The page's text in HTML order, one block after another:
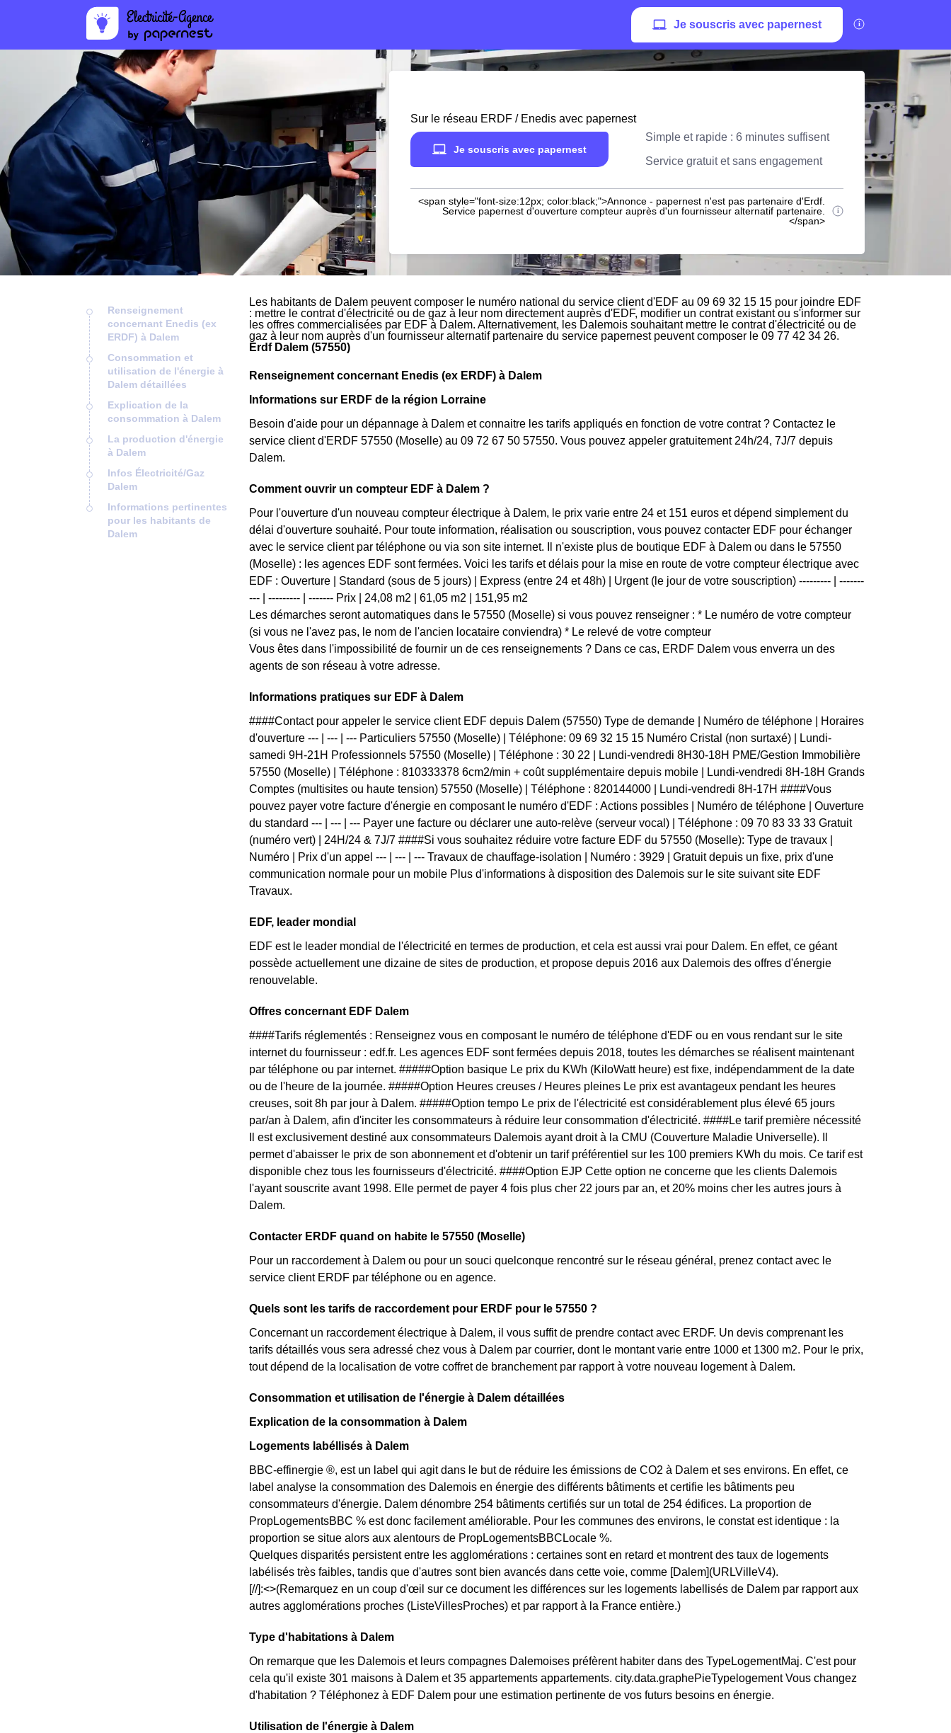
Je souscris avec papernest
Sur le réseau ERDF / Enedis avec papernest
Je souscris avec papernest
Simple et rapide : 6 minutes suffisent
Service gratuit et sans engagement
<span style="font-size:12px; color:black;">Annonce - papernest n'est pas partenaire d'Erdf.
Service papernest d'ouverture compteur auprès d'un fournisseur alternatif partenaire.
</span>
Renseignement
concernant Enedis (ex
ERDF) à Dalem
Consommation et
utilisation de l'énergie à
Dalem détaillées
Explication de la
consommation à Dalem
La production d'énergie
à Dalem
Infos Électricité/Gaz
Dalem
Informations pertinentes
pour les habitants de
Dalem
Les habitants de Dalem peuvent composer le numéro national du service client d'EDF au 09 69 32 15 15 pour joindre EDF
: mettre le contrat d'électricité ou de gaz à leur nom directement auprès d'EDF, modifier un contrat existant ou s'informer sur
les offres commercialisées par EDF à Dalem. Alternativement, les Dalemois souhaitant mettre le contrat d'électricité ou de
gaz à leur nom auprès d'un fournisseur alternatif partenaire du service papernest peuvent composer le 09 77 42 34 26.
Erdf Dalem (57550)
Renseignement concernant Enedis (ex ERDF) à Dalem
Informations sur ERDF de la région Lorraine
Besoin d'aide pour un dépannage à Dalem et connaitre les tarifs appliqués en fonction de votre contrat ? Contactez le
service client d'ERDF 57550 (Moselle) au 09 72 67 50 57550. Vous pouvez appeler gratuitement 24h/24, 7J/7 depuis
Dalem.
Comment ouvrir un compteur EDF à Dalem ?
Pour l'ouverture d'un nouveau compteur électrique à Dalem, le prix varie entre 24 et 151 euros et dépend simplement du
délai d'ouverture souhaité. Pour toute information, réalisation ou souscription, vous pouvez contacter EDF pour échanger
avec le service client par téléphone ou via son site internet. Il n'existe plus de boutique EDF à Dalem ou dans le 57550
(Moselle) : les agences EDF sont fermées. Voici les tarifs et délais pour la mise en route de votre compteur électrique avec
EDF : Ouverture | Standard (sous de 5 jours) | Express (entre 24 et 48h) | Urgent (le jour de votre souscription) --------- | -------
--- | --------- | ------- Prix | 24,08 m2 | 61,05 m2 | 151,95 m2
Les démarches seront automatiques dans le 57550 (Moselle) si vous pouvez renseigner : * Le numéro de votre compteur
(si vous ne l'avez pas, le nom de l'ancien locataire conviendra) * Le relevé de votre compteur
Vous êtes dans l'impossibilité de fournir un de ces renseignements ? Dans ce cas, ERDF Dalem vous enverra un des
agents de son réseau à votre adresse.
Informations pratiques sur EDF à Dalem
####Contact pour appeler le service client EDF depuis Dalem (57550) Type de demande | Numéro de téléphone | Horaires
d'ouverture --- | --- | --- Particuliers 57550 (Moselle) | Téléphone: 09 69 32 15 15 Numéro Cristal (non surtaxé) | Lundi-
samedi 9H-21H Professionnels 57550 (Moselle) | Téléphone : 30 22 | Lundi-vendredi 8H30-18H PME/Gestion Immobilière
57550 (Moselle) | Téléphone : 810333378 6cm2/min + coût supplémentaire depuis mobile | Lundi-vendredi 8H-18H Grands
Comptes (multisites ou haute tension) 57550 (Moselle) | Téléphone : 820144000 | Lundi-vendredi 8H-17H ####Vous
pouvez payer votre facture d'énergie en composant le numéro d'EDF : Actions possibles | Numéro de téléphone | Ouverture
du standard --- | --- | --- Payer une facture ou déclarer une auto-relève (serveur vocal) | Téléphone : 09 70 83 33 33 Gratuit
(numéro vert) | 24H/24 & 7J/7 ####Si vous souhaitez réduire votre facture EDF du 57550 (Moselle): Type de travaux |
Numéro | Prix d'un appel --- | --- | --- Travaux de chauffage-isolation | Numéro : 3929 | Gratuit depuis un fixe, prix d'une
communication normale pour un mobile Plus d'informations à disposition des Dalemois sur le site suivant site EDF
Travaux.
EDF, leader mondial
EDF est le leader mondial de l'électricité en termes de production, et cela est aussi vrai pour Dalem. En effet, ce géant
possède actuellement une dizaine de sites de production, et propose depuis 2016 aux Dalemois des offres d'énergie
renouvelable.
Offres concernant EDF Dalem
####Tarifs réglementés : Renseignez vous en composant le numéro de téléphone d'EDF ou en vous rendant sur le site
internet du fournisseur : edf.fr. Les agences EDF sont fermées depuis 2018, toutes les démarches se réalisent maintenant
par téléphone ou par internet. #####Option basique Le prix du KWh (KiloWatt heure) est fixe, indépendamment de la date
ou de l'heure de la journée. #####Option Heures creuses / Heures pleines Le prix est avantageux pendant les heures
creuses, soit 8h par jour à Dalem. #####Option tempo Le prix de l'électricité est considérablement plus élevé 65 jours
par/an à Dalem, afin d'inciter les consommateurs à réduire leur consommation d'électricité. ####Le tarif première nécessité
Il est exclusivement destiné aux consommateurs Dalemois ayant droit à la CMU (Couverture Maladie Universelle). Il
permet d'abaisser le prix de son abonnement et d'obtenir un tarif préférentiel sur les 100 premiers KWh du mois. Ce tarif est
disponible chez tous les fournisseurs d'électricité. ####Option EJP Cette option ne concerne que les clients Dalemois
l'ayant souscrite avant 1998. Elle permet de payer 4 fois plus cher 22 jours par an, et 20% moins cher les autres jours à
Dalem.
Contacter ERDF quand on habite le 57550 (Moselle)
Pour un raccordement à Dalem ou pour un souci quelconque rencontré sur le réseau général, prenez contact avec le
service client ERDF par téléphone ou en agence.
Quels sont les tarifs de raccordement pour ERDF pour le 57550 ?
Concernant un raccordement électrique à Dalem, il vous suffit de prendre contact avec ERDF. Un devis comprenant les
tarifs détaillés vous sera adressé chez vous à Dalem par courrier, dont le montant varie entre 1000 et 1300 m2. Pour le prix,
tout dépend de la localisation de votre coffret de branchement par rapport à votre nouveau logement à Dalem.
Consommation et utilisation de l'énergie à Dalem détaillées
Explication de la consommation à Dalem
Logements labéllisés à Dalem
BBC-effinergie ®, est un label qui agit dans le but de réduire les émissions de CO2 à Dalem et ses environs. En effet, ce
label analyse la consommation des Dalemois en énergie des différents bâtiments et certifie les bâtiments peu
consommateurs d'énergie. Dalem dénombre 254 bâtiments certifiés sur un total de 254 édifices. La proportion de
PropLogementsBBC % est donc facilement améliorable. Pour les communes des environs, le constat est identique : la
proportion se situe alors aux alentours de PropLogementsBBCLocale %.
Quelques disparités persistent entre les agglomérations : certaines sont en retard et montrent des taux de logements
labélisés très faibles, tandis que d'autres sont bien avancés dans cette voie, comme [Dalem](URLVilleV4).
[//]:<>(Remarquez en un coup d'œil sur ce document les différences sur les logements labellisés de Dalem par rapport aux
autres agglomérations proches (ListeVillesProches) et par rapport à la France entière.)
Type d'habitations à Dalem
On remarque que les Dalemois et leurs compagnes Dalemoises préfèrent habiter dans des TypeLogementMaj. C'est pour
cela qu'il existe 301 maisons à Dalem et 35 appartements appartements. city.data.graphePieTypelogement Vous changez
d'habitation ? Téléphonez à EDF Dalem pour une estimation pertinente de vos futurs besoins en énergie.
Utilisation de l'énergie à Dalem